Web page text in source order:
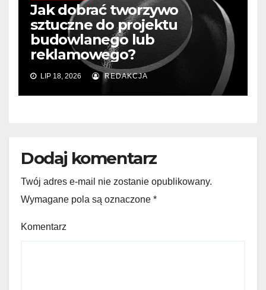
Jak dobrać tworzywo
sztuczne do projektu
budowlanego lub
reklamowego?
LIP 18, 2026 REDAKCJA
Dodaj komentarz
Twój adres e-mail nie zostanie opublikowany.
Wymagane pola są oznaczone *
Komentarz